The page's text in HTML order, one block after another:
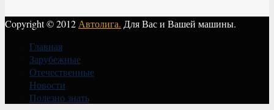
Copyright © 2012 Автолига. Для Вас и Вашей машины.
Главная
Зарубежные
Отечественные
Новости
Полезно знать